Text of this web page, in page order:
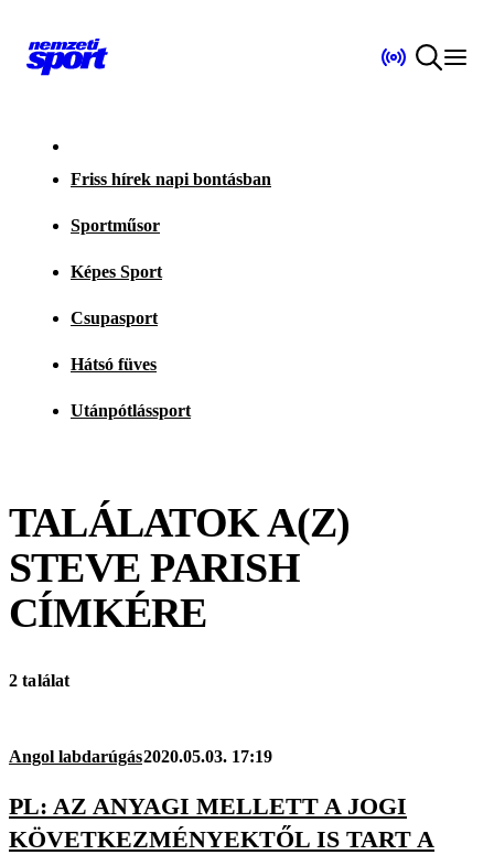
Friss hírek napi bontásban
Sportműsor
Képes Sport
Csupasport
Hátsó füves
Utánpótlássport
TALÁLATOK A(Z)
STEVE PARISH
CÍMKÉRE
2 találat
Angol labdarúgás2020.05.03. 17:19
PL: AZ ANYAGI MELLETT A JOGI
KÖVETKEZMÉNYEKTŐL IS TART A